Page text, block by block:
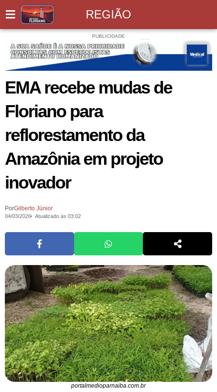
REGIÃO
PUBLICIDADE
EMA recebe mudas de
Floriano para
reflorestamento da
Amazônia em projeto
inovador
PorGilberto Júnior
04/03/2026 Atualizado às 03:02
portalmedioparnaiba.com.br